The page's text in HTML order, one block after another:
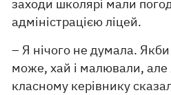
заходи школярі мали
адміністрацією ліцей.
– Я нічого не думала.
може, хай і малювали, але
класному керівнику